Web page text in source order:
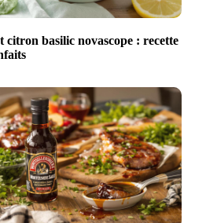
citron basilic novascope : recette